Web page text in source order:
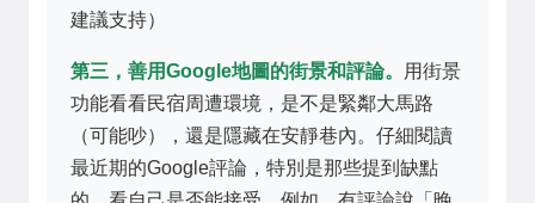
建議支持）
第三，善用Google地圖的街景和評論。
用街景
功能看看民宿周遭環境，是不是緊鄰大馬路
（可能吵），還是隱藏在安靜巷內。仔細閱讀
最近期的Google評論，特別是那些提到缺點